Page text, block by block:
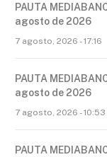
PAUTA
agosto de 2026
7 agosto, 2026 - 17:16
PAUTA
agosto de 2026
7 agosto, 2026 - 10:53
PAUTA